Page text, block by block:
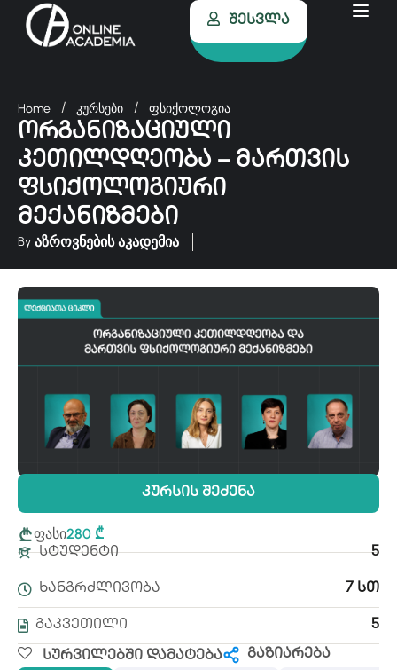
Შესვლა
Home კურსები ფსიქოლოგია
ორგანიზაციული
კეთილდღეობა – მართვის
ფსიქოლოგიური
მექანიზმები
By აზროვნების აკადემია
Კურსის Შეძენა
ფასი280 ₾
5
Სტუდენტი
Ხანგრძლივობა 7 Სთ
5
Გაკვეთილი
Სურვილებში Დამატება გაზიარება